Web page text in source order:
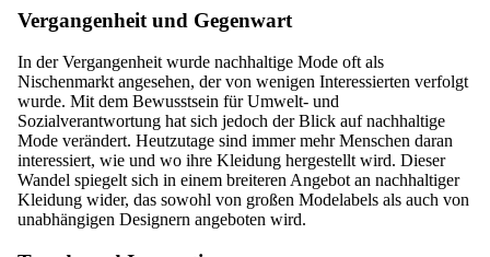
Vergangenheit und Gegenwart
In der Vergangenheit wurde nachhaltige Mode oft als
Nischenmarkt angesehen, der von wenigen Interessierten verfolgt
wurde. Mit dem Bewusstsein für Umwelt- und
Sozialverantwortung hat sich jedoch der Blick auf nachhaltige
Mode verändert. Heutzutage sind immer mehr Menschen daran
interessiert, wie und wo ihre Kleidung hergestellt wird. Dieser
Wandel spiegelt sich in einem breiteren Angebot an nachhaltiger
Kleidung wider, das sowohl von großen Modelabels als auch von
unabhängigen Designern angeboten wird.